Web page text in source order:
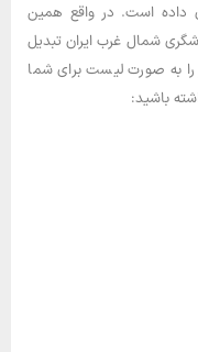
داده است. در واقع همین
شمال غرب ایران تبدیل
را به صورت لیست برای شما
باشید: